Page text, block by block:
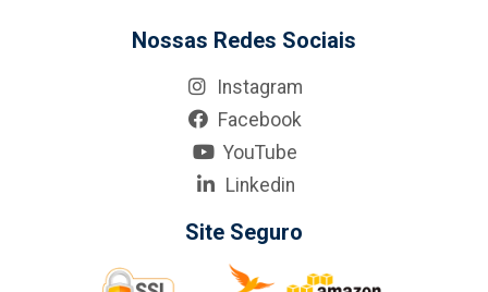
Nossas Redes Sociais
Instagram
Facebook
YouTube
Linkedin
Site Seguro